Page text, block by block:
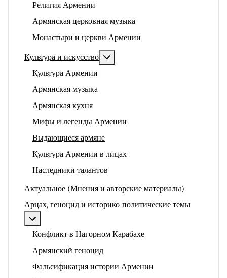
Религия Армении
Армянская церковная музыка
Монастыри и церкви Армении
Культура и искусство
Культура Армении
Армянская музыка
Армянская кухня
Мифы и легенды Армении
Выдающиеся армяне
Культура Армении в лицах
Наследники талантов
Актуальное (Мнения и авторские материалы)
Арцах, геноцид и историко-политические темы
Конфликт в Нагорном Карабахе
Армянский геноцид
Фальсификация истории Армении